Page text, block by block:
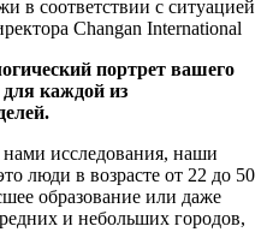
в соответствии с ситуацией
Changan International
портрет вашего
каждой из
исследования, наши
люди в возрасте от 22 до 50
образование или даже
и небольших городов,